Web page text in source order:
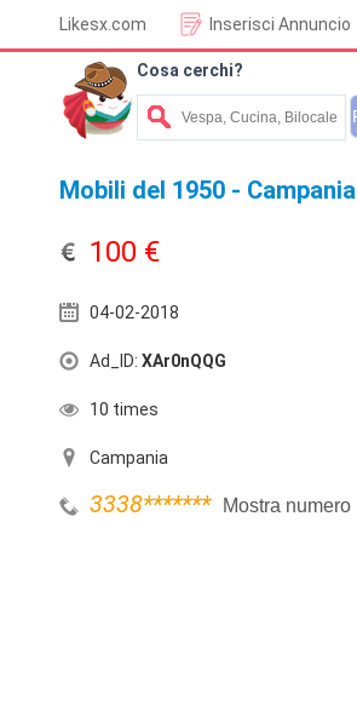
Likesx.com Inserisci Annuncio
Cosa cerchi?
Mobili del 1950 - Campania
100 €
04-02-2018
Ad_ID: XAr0nQQG
10 times
Campania
3338******* Mostra numero